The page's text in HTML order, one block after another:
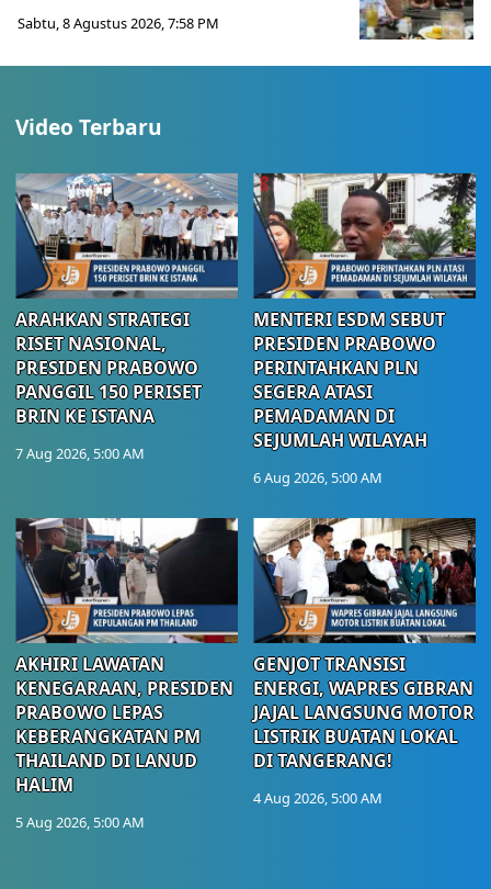
Sabtu, 8 Agustus 2026, 7:58 PM
Video Terbaru
ARAHKAN STRATEGI
RISET NASIONAL,
PRESIDEN PRABOWO
PANGGIL 150 PERISET
BRIN KE ISTANA
7 Aug 2026, 5:00 AM
MENTERI ESDM SEBUT
PRESIDEN PRABOWO
PERINTAHKAN PLN
SEGERA ATASI
PEMADAMAN DI
SEJUMLAH WILAYAH
6 Aug 2026, 5:00 AM
AKHIRI LAWATAN
KENEGARAAN, PRESIDEN
PRABOWO LEPAS
KEBERANGKATAN PM
THAILAND DI LANUD
HALIM
5 Aug 2026, 5:00 AM
GENJOT TRANSISI
ENERGI, WAPRES GIBRAN
JAJAL LANGSUNG MOTOR
LISTRIK BUATAN LOKAL
DI TANGERANG!
4 Aug 2026, 5:00 AM